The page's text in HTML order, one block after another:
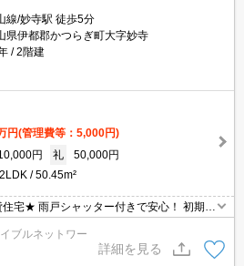
線/妙寺駅 徒歩5分
県伊都郡かつらぎ町大字妙寺
2階建
円(管理費等：5,000円)
円 礼
50,000円
2LDK 50.45m²
宅★ 雨戸シャッター付きで安心！ 初期費
ターまで！！
ブルネットワー
詳細を見る